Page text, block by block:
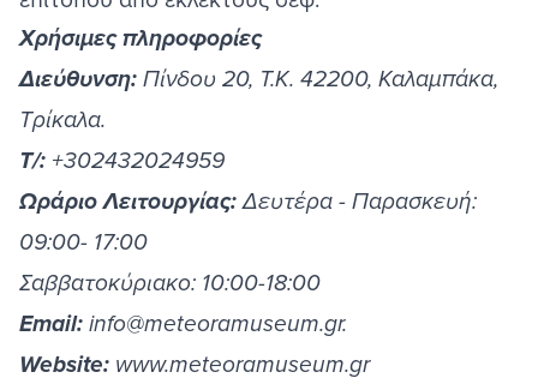
Χρήσιμες πληροφορίες
Διεύθυνση: Πίνδου 20, Τ.Κ. 42200, Καλαμπάκα,
Τρίκαλα.
Τ/: +302432024959
Ωράριο Λειτουργίας:Δευτέρα - Παρασκευή:
09:00- 17:00
Σαββατοκύριακο: 10:00-18:00
Email: info@meteoramuseum.gr.
Website: www.meteoramuseum.gr